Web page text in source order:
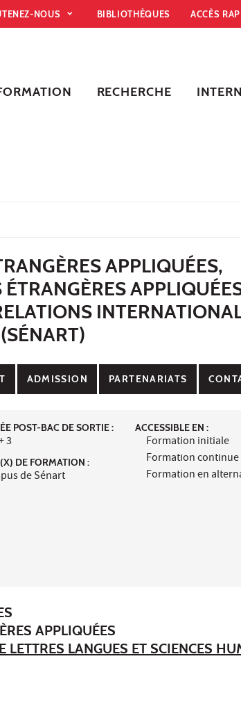
NOUS BIBLIOTHÈQUES ACCÈS
RECHERCHE
APPLIQUÉES,
ADMISSION PARTENARIATS
POST-BAC DE SORTIE :
3
DE FORMATION :
de Sénart
ACCESSIBLE EN :
Formation initiale
Formation continue
Formation en
APPLIQUÉES
LETTRES LANGUES ET SCIENCES